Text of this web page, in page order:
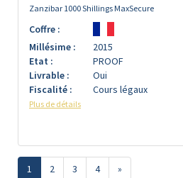
Zanzibar 1000 Shillings MaxSecure
Coffre :
Millésime :
2015
Etat :
PROOF
Livrable :
Oui
Fiscalité :
Cours légaux
Plus de détails
1 2 3 4 »